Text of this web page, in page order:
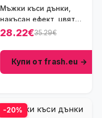
Мъжки къси дънки,
накъсан ефект, цвят
син, Ft8422
28.22€35.29€
Купи от frash.eu →
-20%